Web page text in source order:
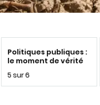
Politiques publiques :
le moment de vérité
5 sur 6